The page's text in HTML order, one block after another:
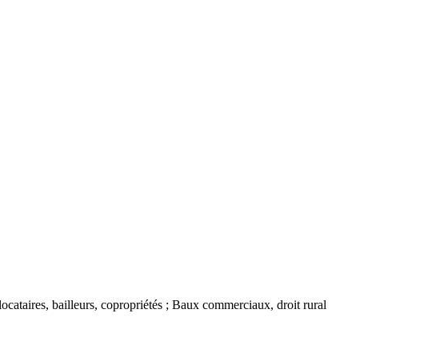
bailleurs, copropriétés ; Baux commerciaux, droit rural